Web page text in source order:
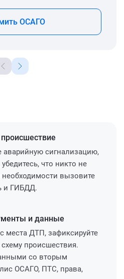
ОСАГО
происшествие
аварийную сигнализацию,
убедитесь, что никто не
вызовите
и ГИБДД.
и данные
места ДТП, зафиксируйте
происшествия.
со вторым
ОСАГО, ПТС, права,